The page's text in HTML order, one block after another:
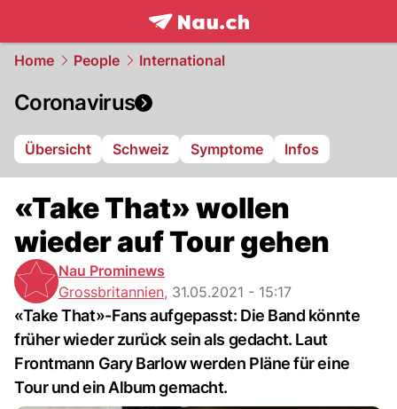
frontpage.NAU.ch
Home People International
Coronavirus
Übersicht Schweiz Symptome Infos
«Take That» wollen
wieder auf Tour gehen
Nau Prominews
Grossbritannien, 31.05.2021 - 15:17
«Take That»-Fans aufgepasst: Die Band könnte
früher wieder zurück sein als gedacht. Laut
Frontmann Gary Barlow werden Pläne für eine
Tour und ein Album gemacht.